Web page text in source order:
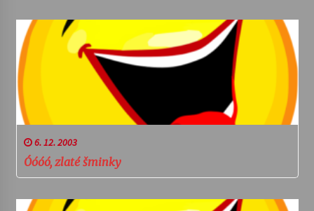
6. 12. 2003
Óóóó, zlaté šminky